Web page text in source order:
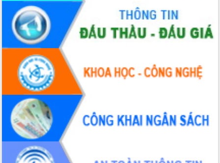
Chuyển đổi số 'mở đường' cho nông
nghiệp Đắk Lắk tăng trưởng bứt phá
Triển khai đồng bộ đo đạc, lập hồ sơ
địa chính, hoàn thiện cơ sở dữ liệu đất
đai
Ứng dụng sinh trắc học - Bước tiến
trong hành trình chuyển đổi số tại Đắk
Đắk Lắk nâng cao hiệu quả công tác
Đảng từ Sổ tay đảng viên điện tử
Đắk Lắk đẩy mạnh nuôi biển công
nghệ, hướng tới phát triển thủy sản
bền vững
Tập huấn nâng cao năng lực triển khai
chuyển đổi số cho cán bộ, công chức